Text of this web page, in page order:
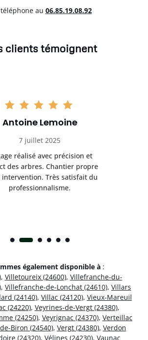
au 06.85.19.08.92
clients témoignent
Antoine Lemoine
7 juillet 2025
réalisé avec précision et
des arbres. Chantier propre
intervention. Très satisfait du
professionnalisme.
également disponible à :
, Villetoureix (24600), Villefranche-du-
, Villefranche-de-Lonchat (24610), Villars
(24140), Villac (24120), Vieux-Mareuil
(24220), Veyrines-de-Vergt (24380),
(24250), Veyrignac (24370), Verteillac
Biron (24540), Vergt (24380), Verdon
(24320), Vélines (24230), Vaunac